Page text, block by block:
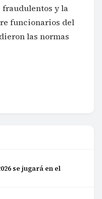
fraudulentos y la
funcionarios del
las normas
se jugará en el